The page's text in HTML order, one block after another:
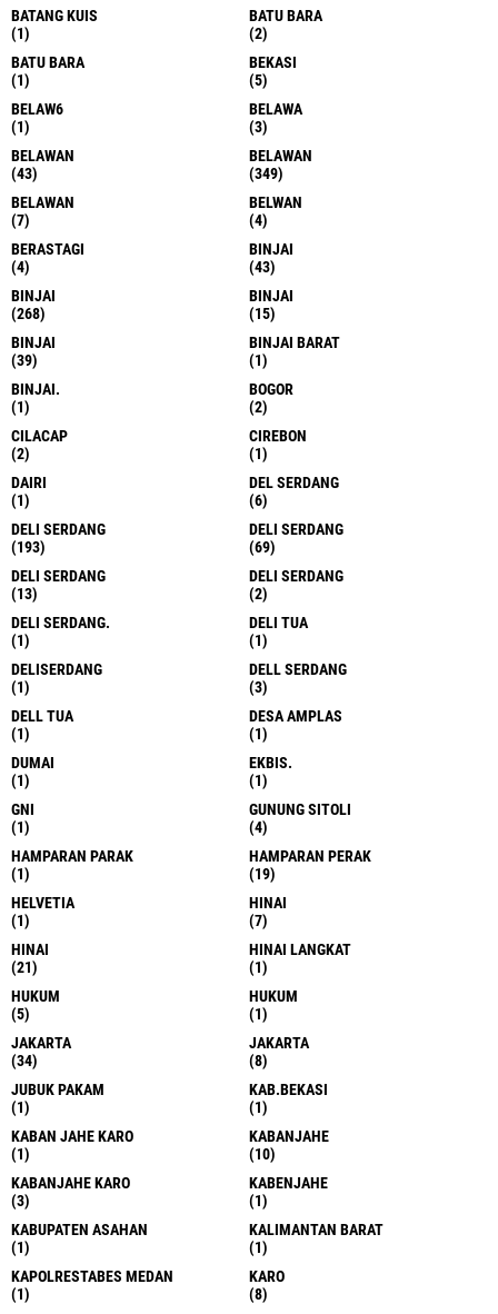
BATANG KUIS
(1)
BATU BARA
(2)
BATU BARA
(1)
BEKASI
(5)
BELAW6
(1)
BELAWA
(3)
BELAWAN
(43)
BELAWAN
(349)
BELAWAN
(7)
BELWAN
(4)
BERASTAGI
(4)
BINJAI
(43)
BINJAI
(268)
BINJAI
(15)
BINJAI
(39)
BINJAI BARAT
(1)
BINJAI.
(1)
BOGOR
(2)
CILACAP
(2)
CIREBON
(1)
DAIRI
(1)
DEL SERDANG
(6)
DELI SERDANG
(193)
DELI SERDANG
(69)
DELI SERDANG
(13)
DELI SERDANG
(2)
DELI SERDANG.
(1)
DELI TUA
(1)
DELISERDANG
(1)
DELL SERDANG
(3)
DELL TUA
(1)
DESA AMPLAS
(1)
DUMAI
(1)
EKBIS.
(1)
GNI
(1)
GUNUNG SITOLI
(4)
HAMPARAN PARAK
(1)
HAMPARAN PERAK
(19)
HELVETIA
(1)
HINAI
(7)
HINAI
(21)
HINAI LANGKAT
(1)
HUKUM
(5)
HUKUM
(1)
JAKARTA
(34)
JAKARTA
(8)
JUBUK PAKAM
(1)
KAB.BEKASI
(1)
KABAN JAHE KARO
(1)
KABANJAHE
(10)
KABANJAHE KARO
(3)
KABENJAHE
(1)
KABUPATEN ASAHAN
(1)
KALIMANTAN BARAT
(1)
KAPOLRESTABES MEDAN
(1)
KARO
(8)